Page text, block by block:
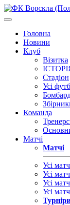
Головна
Новини
Клуб
Візитка
Стадіон
Усі
Команда
Матчі
Матчі
Усі
Усі
Усі
Усі